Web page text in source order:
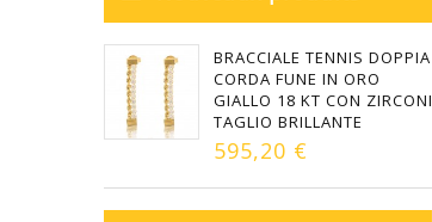
BRACCIALE TENNIS DOPPIA
CORDA FUNE IN ORO
GIALLO 18 KT CON ZIRCONI
TAGLIO BRILLANTE
595,20 €